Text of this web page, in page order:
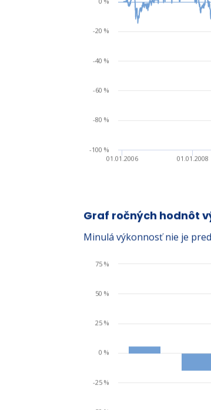
01.01.2006 01.01.2008
-100 %
-80 %
-60 %
-40 %
-20 %
0 %
Graf ročných hodnôt
Minulá výkonnosť nie je
-25 %
0 %
25 %
50 %
75 %